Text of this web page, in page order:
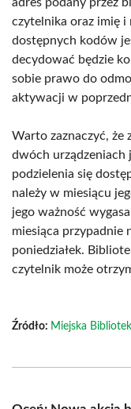
czytelnika oraz imię i
dostępnych kodów
decydować będzie
sobie prawo do
aktywacji w
Warto zaznaczyć, że
dwóch urządzeniach
podzielenia się
należy w miesiącu
jego ważność
miesiąca przypadnie
poniedziałek.
czytelnik może
Źródło: Miejska